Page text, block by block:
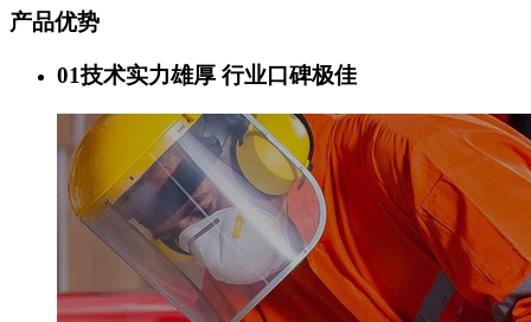
产品优势
01技术实力雄厚 行业口碑极佳